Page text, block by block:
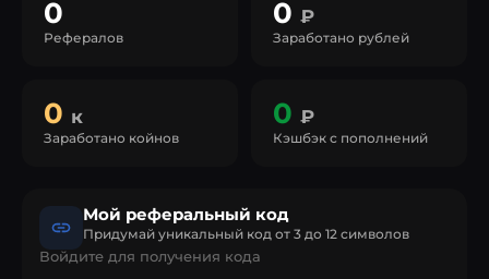
0
Рефералов
0 ₽
Заработано рублей
0 к
Заработано койнов
0 ₽
Кэшбэк с пополнений
Мой реферальный код
Придумай уникальный код от 3 до 12 символов
Войдите для получения кода